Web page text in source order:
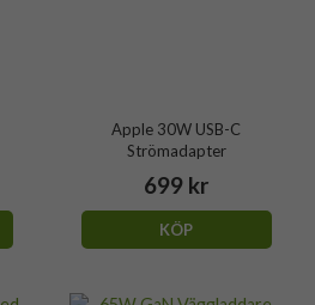
Apple 30W USB-C
Strömadapter
699 kr
KÖP